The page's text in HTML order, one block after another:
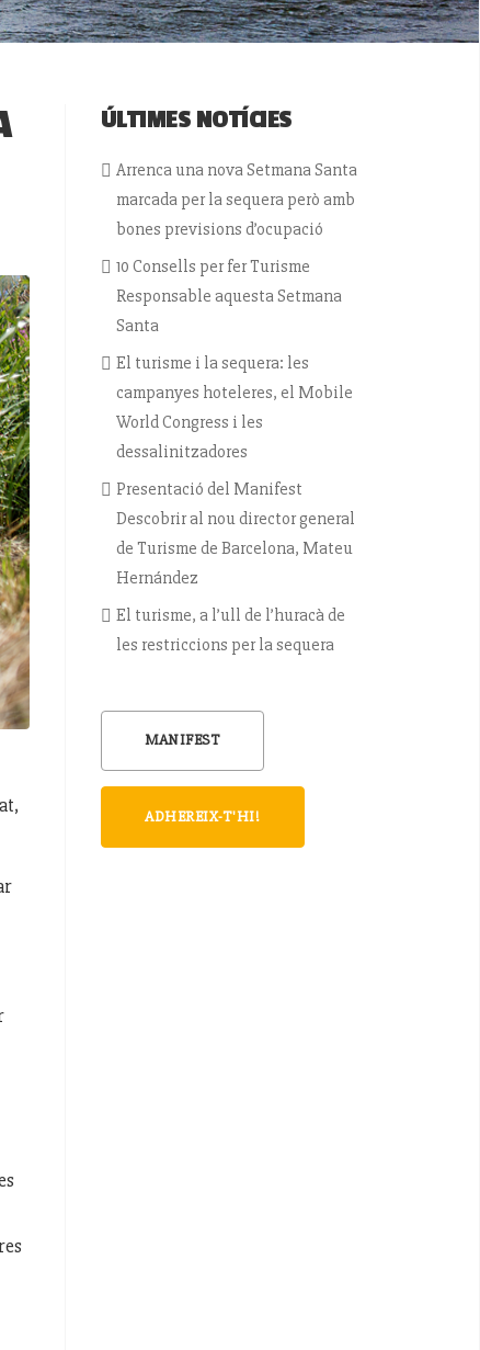
ÚLTIMES NOTÍCIES
Arrenca una nova Setmana Santa
marcada per la sequera però amb
bones previsions d’ocupació
10 Consells per fer Turisme
Responsable aquesta Setmana
Santa
El turisme i la sequera: les
campanyes hoteleres, el Mobile
World Congress i les
dessalinitzadores
Presentació del Manifest
Descobrir al nou director general
de Turisme de Barcelona, Mateu
Hernández
El turisme, a l’ull de l’huracà de
les restriccions per la sequera
MANIFEST
ADHEREIX-T'HI!